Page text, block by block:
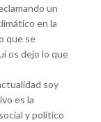
un
en la
que se
os dejo lo que
soy
es la
y político